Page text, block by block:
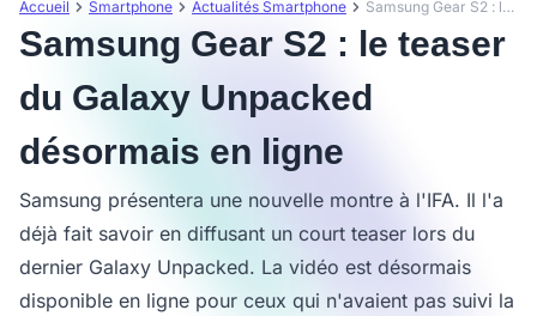
Accueil Smartphone Actualités Smartphone Samsung Gear S2 : le teaser du Galaxy Unpacked désormais en ligne
Samsung Gear S2 : le teaser
du Galaxy Unpacked
désormais en ligne
Samsung présentera une nouvelle montre à l'IFA. Il l'a
déjà fait savoir en diffusant un court teaser lors du
dernier Galaxy Unpacked. La vidéo est désormais
disponible en ligne pour ceux qui n'avaient pas suivi la